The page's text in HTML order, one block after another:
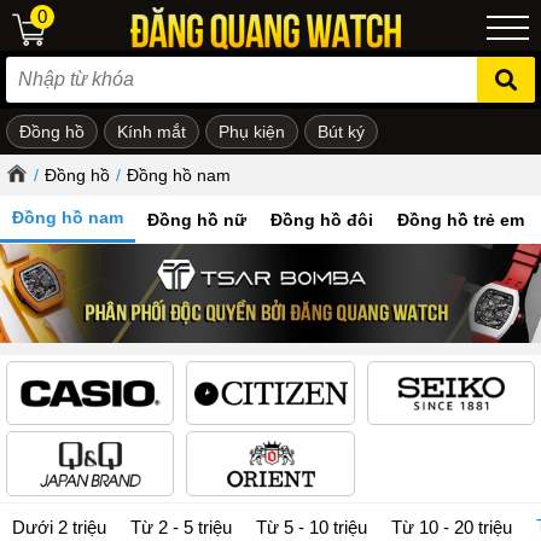
em
0
Đồng hồ Kính mắt Phụ kiện Bút ký
/ Đồng hồ / Đồng hồ nam
Đồng hồ nam Đồng hồ nữ Đồng hồ đôi Đồng hồ trẻ em
Dưới 2 triệu Từ 2 - 5 triệu Từ 5 - 10 triệu Từ 10 - 20 triệu